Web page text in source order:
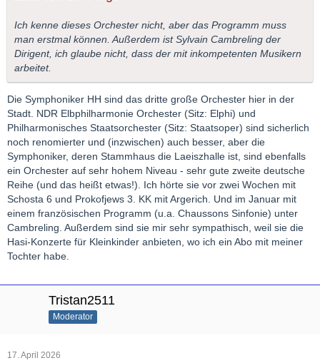
Ich kenne dieses Orchester nicht, aber das Programm muss
man erstmal können. Außerdem ist Sylvain Cambreling der
Dirigent, ich glaube nicht, dass der mit inkompetenten Musikern
arbeitet.
Die Symphoniker HH sind das dritte große Orchester hier in der
Stadt. NDR Elbphilharmonie Orchester (Sitz: Elphi) und
Philharmonisches Staatsorchester (Sitz: Staatsoper) sind sicherlich
noch renomierter und (inzwischen) auch besser, aber die
Symphoniker, deren Stammhaus die Laeiszhalle ist, sind ebenfalls
ein Orchester auf sehr hohem Niveau - sehr gute zweite deutsche
Reihe (und das heißt etwas!). Ich hörte sie vor zwei Wochen mit
Schosta 6 und Prokofjews 3. KK mit Argerich. Und im Januar mit
einem französischen Programm (u.a. Chaussons Sinfonie) unter
Cambreling. Außerdem sind sie mir sehr sympathisch, weil sie die
Hasi-Konzerte für Kleinkinder anbieten, wo ich ein Abo mit meiner
Tochter habe.
Tristan2511
Moderator
17. April 2026